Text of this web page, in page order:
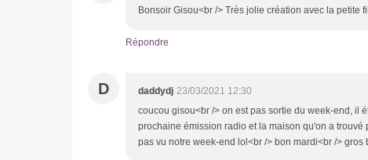
Bonsoir Gisou<br /> Très jolie création avec la petite
Répondre
D daddydj 23/03/2021 12:30
coucou gisou<br /> on est pas sortie du week-end, il
prochaine émission radio et la maison qu'on a
pas vu notre week-end lol<br /> bon mardi<br /> gros